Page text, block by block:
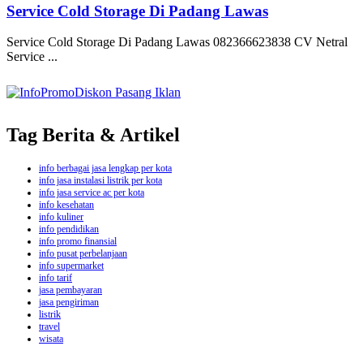
Service Cold Storage Di Padang Lawas
Service Cold Storage Di Padang Lawas 082366623838 CV Netral
Service ...
Tag Berita & Artikel
info berbagai jasa lengkap per kota
info jasa instalasi listrik per kota
info jasa service ac per kota
info kesehatan
info kuliner
info pendidikan
info promo finansial
info pusat perbelanjaan
info supermarket
info tarif
jasa pembayaran
jasa pengiriman
listrik
travel
wisata